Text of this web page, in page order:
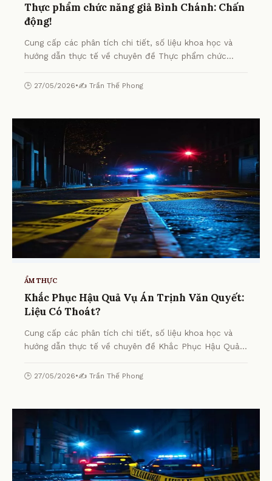
Thực phẩm chức năng giả Bình Chánh: Chấn
động!
Cung cấp các phân tích chi tiết, số liệu khoa học và
hướng dẫn thực tế về chuyên đề Thực phẩm chức
🕒 27/05/2026•✍️ Trần Thế Phong
ẨM THỰC
Khắc Phục Hậu Quả Vụ Án Trịnh Văn Quyết:
Liệu Có Thoát?
Cung cấp các phân tích chi tiết, số liệu khoa học và
hướng dẫn thực tế về chuyên đề Khắc Phục Hậu Quả
🕒 27/05/2026•✍️ Trần Thế Phong